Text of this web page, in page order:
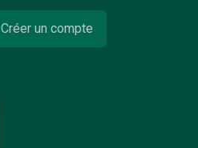
Créer un compte